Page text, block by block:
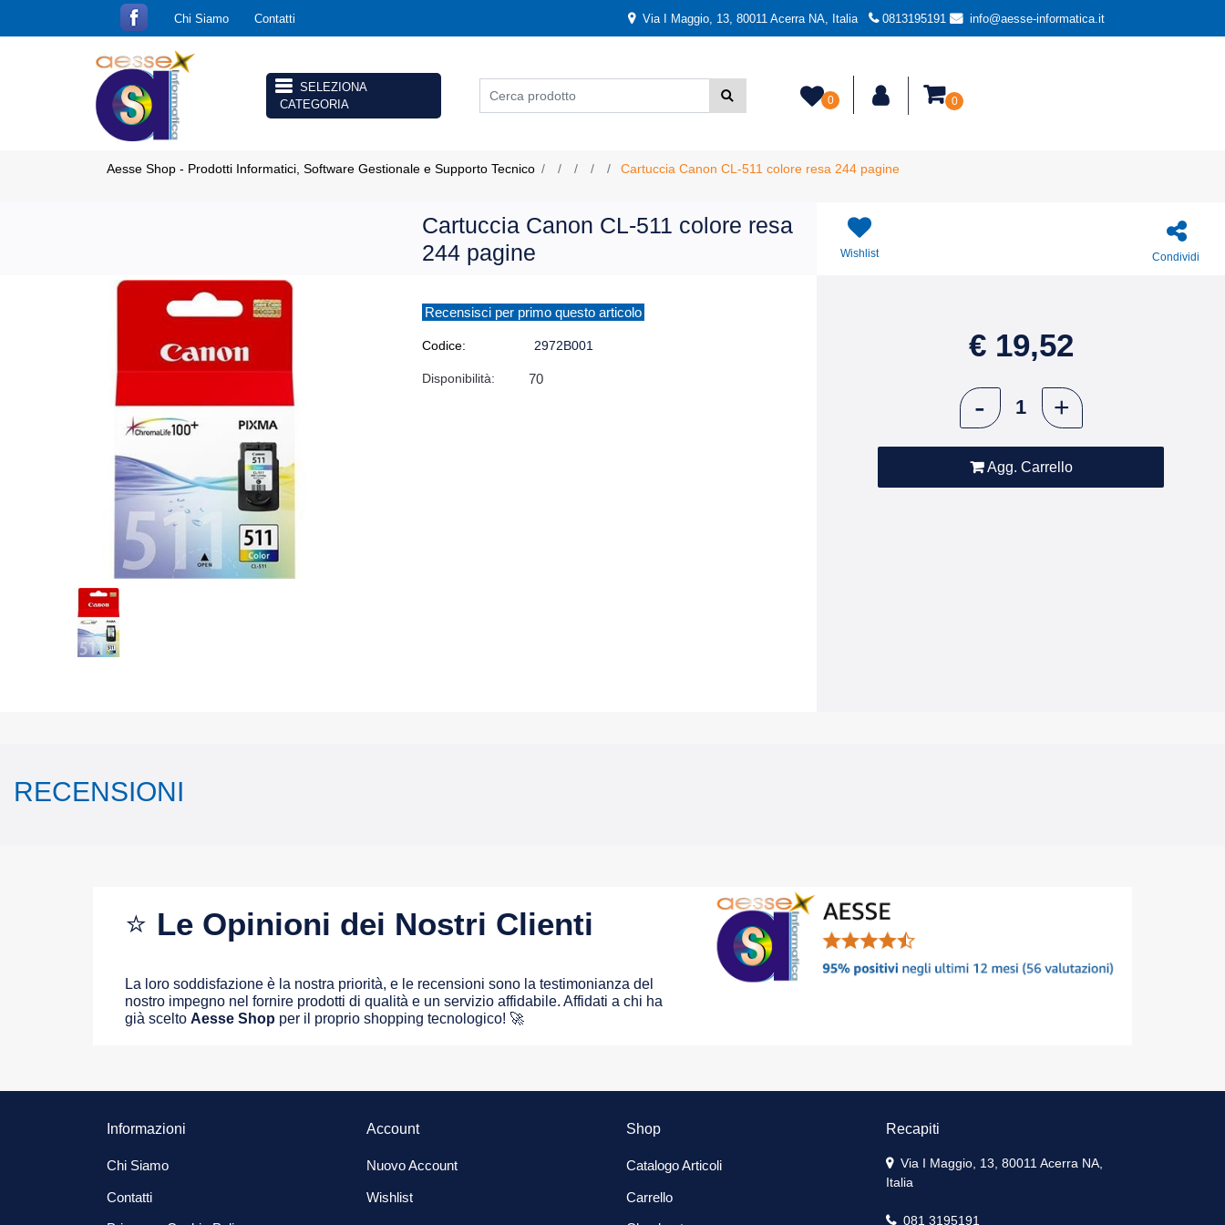
Chi Siamo Contatti Via I Maggio, 13, 80011 Acerra NA, Italia 0813195191 info@aesse-informatica.it
Open menu
0 0
Aesse Shop - Prodotti Informatici, Software Gestionale e Supporto Tecnico Cartuccia Canon CL-511 colore resa 244 pagine
Cartuccia Canon CL-511 colore resa
244 pagine
Recensisci per primo questo articolo
Codice: 2972B001
Disponibilità: 70
Wishlist Condividi
€ 19,52
Agg. Carrello
RECENSIONI
⭐ Le Opinioni dei Nostri Clienti
La loro soddisfazione è la nostra priorità, e le recensioni sono la testimonianza del
nostro impegno nel fornire prodotti di qualità e un servizio affidabile. Affidati a chi ha
già scelto Aesse Shop per il proprio shopping tecnologico! 🚀
Informazioni
Chi Siamo
Contatti
Account
Nuovo Account
Wishlist
Shop
Catalogo Articoli
Carrello
Recapiti
Via I Maggio, 13, 80011 Acerra NA,
Italia
081 3195191